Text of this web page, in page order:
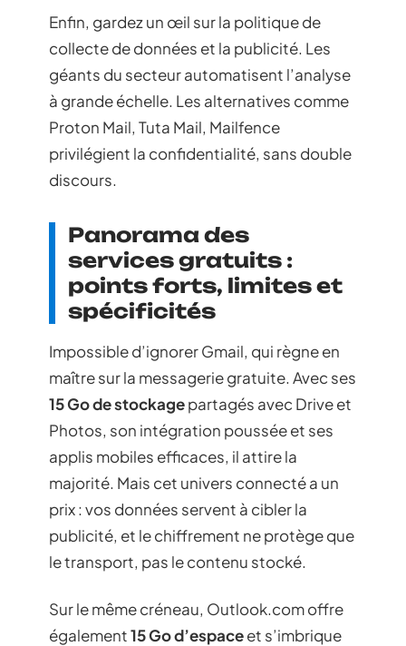
Enfin, gardez un œil sur la politique de
collecte de données et la publicité. Les
géants du secteur automatisent l’analyse
à grande échelle. Les alternatives comme
Proton Mail, Tuta Mail, Mailfence
privilégient la confidentialité, sans double
discours.
Panorama des
services gratuits :
points forts, limites et
spécificités
Impossible d’ignorer Gmail, qui règne en
maître sur la messagerie gratuite. Avec ses
15 Go de stockagepartagés avec Drive et
Photos, son intégration poussée et ses
applis mobiles efficaces, il attire la
majorité. Mais cet univers connecté a un
prix : vos données servent à cibler la
publicité, et le chiffrement ne protège que
le transport, pas le contenu stocké.
Sur le même créneau, Outlook.com offre
également15 Go d’espaceet s’imbrique